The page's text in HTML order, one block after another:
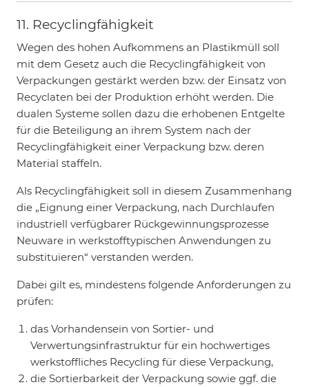
11. Recyclingfähigkeit
Wegen des hohen Aufkommens an Plastikmüll soll
mit dem Gesetz auch die Recyclingfähigkeit von
Verpackungen gestärkt werden bzw. der Einsatz von
Recyclaten bei der Produktion erhöht werden. Die
dualen Systeme sollen dazu die erhobenen Entgelte
für die Beteiligung an ihrem System nach der
Recyclingfähigkeit einer Verpackung bzw. deren
Material staffeln.
Als Recyclingfähigkeit soll in diesem Zusammenhang
die „Eignung einer Verpackung, nach Durchlaufen
industriell verfügbarer Rückgewinnungsprozesse
Neuware in werkstofftypischen Anwendungen zu
substituieren“ verstanden werden.
Dabei gilt es, mindestens folgende Anforderungen zu
prüfen:
das Vorhandensein von Sortier- und
Verwertungsinfrastruktur für ein hochwertiges
werkstoffliches Recycling für diese Verpackung,
die Sortierbarkeit der Verpackung sowie ggf. die